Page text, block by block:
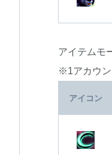
アイテムモ
※1アカウン
アイコン